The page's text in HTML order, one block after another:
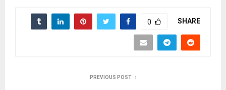
SHARE
0
PREVIOUS POST